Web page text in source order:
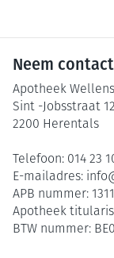
Neem
Apotheek
Sint -Jobsstraat
2200 Herentals
Telefoon: 014 23
E-mailadres:
APB nummer:
Apotheek
BTW nummer: